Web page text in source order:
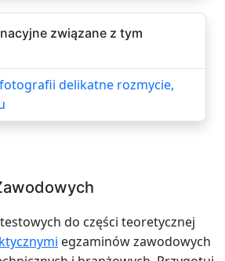
związane z tym
delikatne rozmycie,
do części teoretycznej
egzaminów zawodowych